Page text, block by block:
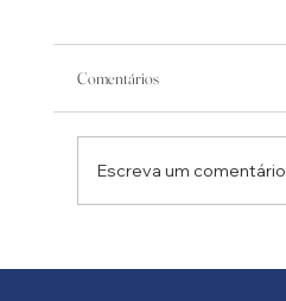
Comentários
Escreva um comentário